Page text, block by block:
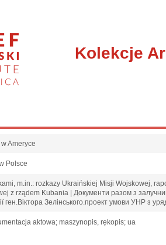
Kolekcje
Ameryce
Polsce
m.in.: rozkazy Ukraińskiej Misji Wojskowej,
z rządem Kubania | Документи разом з
ген.Віктора Зелінського.проект умови УНР з
aktowa; maszynopis, rękopis; ua